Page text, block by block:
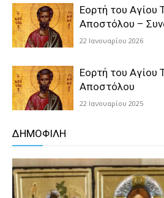
Εορτή του Αγίου
Αποστόλου –
22 Ιανουαρίου 2026
Εορτή του Αγίου
Αποστόλου
22 Ιανουαρίου 2025
ΔΗΜΟΦΙΛΗ